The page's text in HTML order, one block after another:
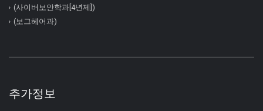
(사이버보안학과[4년제])
(보그헤어과)
추가정보